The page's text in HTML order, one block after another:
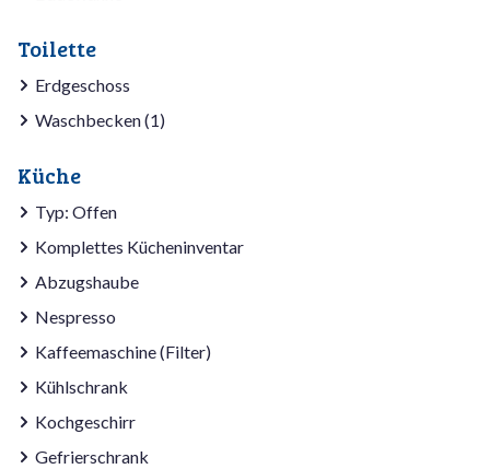
Toilette
Erdgeschoss
Waschbecken (1)
Küche
Typ: Offen
Komplettes Kücheninventar
Abzugshaube
Nespresso
Kaffeemaschine (Filter)
Kühlschrank
Kochgeschirr
Gefrierschrank